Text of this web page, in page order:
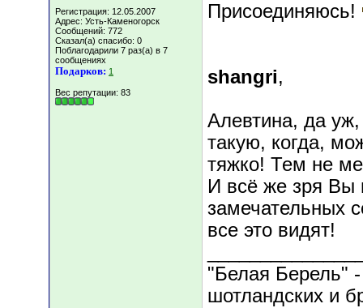
Регистрация: 12.05.2007
Адрес: Усть-Каменогорск
Сообщений: 772
Сказал(а) спасибо: 0
Поблагодарили 7 раз(а) в 7
сообщениях
Подарков: 1
Вес репутации: 83
Присоединяюсь!
shangri,
Алевтина, да
такую, когда,
тяжко! Тем не
И всё же зря Вы
замечательных
все это видят!
"Белая Берель"
шотландских и